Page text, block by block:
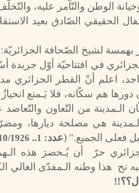
الوطن والتّآمر عليه،
الحقيقي الصّادق بعيد
بهمسة لشيخ الصّحافة
في افتتاحيّة أوّل جريدة
اعلم أنّ القطر الجزائري
دورها هم سكّانه، فلا يَـمنع
الـمدينة من التّعاون
هي مصلحة ديارها،
فعلى الجميع." (عدد: 1
..
1926
حرّ أن يُـحضرَ هذه
نح هذا وطنه الـمفدّى الغالي
!!